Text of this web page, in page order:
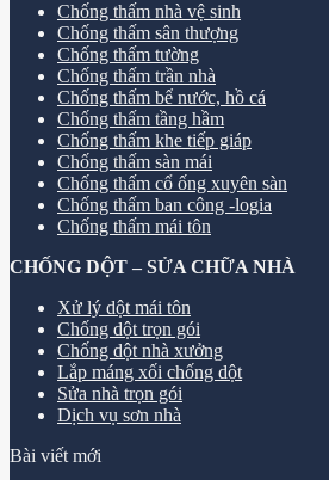
Chống thấm nhà vệ sinh
Chống thấm sân thượng
Chống thấm tường
Chống thấm trần nhà
Chống thấm bể nước, hồ cá
Chống thấm tầng hầm
Chống thấm khe tiếp giáp
Chống thấm sàn mái
Chống thấm cổ ống xuyên sàn
Chống thấm ban công -logia
Chống thấm mái tôn
CHỐNG DỘT – SỬA CHỮA NHÀ
Xử lý dột mái tôn
Chống dột trọn gói
Chống dột nhà xưởng
Lắp máng xối chống dột
Sửa nhà trọn gói
Dịch vụ sơn nhà
Bài viết mới